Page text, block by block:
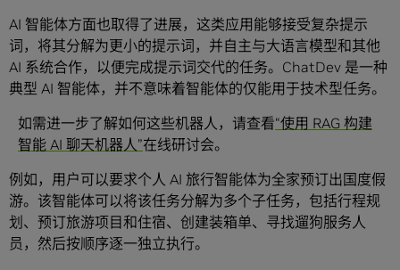
AI 智能体方面也取得了进展，这类应用能够接受复杂提示
词，将其分解为更小的提示词，并自主与大语言模型和其他
AI 系统合作，以便完成提示词交代的任务。ChatDev 是一种
典型 AI 智能体，并不意味着智能体的仅能用于技术型任务。
如需进一步了解如何这些机器人，请查看“使用 RAG 构建
智能 AI 聊天机器人”在线研讨会。
例如，用户可以要求个人 AI 旅行智能体为全家预订出国度假
游。该智能体可以将该任务分解为多个子任务，包括行程规
划、预订旅游项目和住宿、创建装箱单、寻找遛狗服务人
员，然后按顺序逐一独立执行。